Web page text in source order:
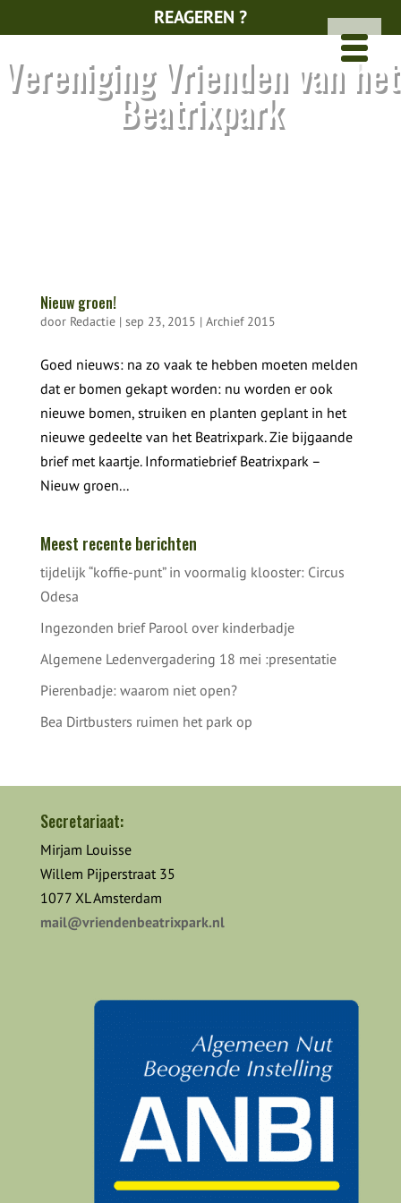
REAGEREN ?
Vereniging Vrienden van het
Beatrixpark
Nieuw groen!
door Redactie| sep 23, 2015 | Archief 2015
Goed nieuws: na zo vaak te hebben moeten melden
dat er bomen gekapt worden: nu worden er ook
nieuwe bomen, struiken en planten geplant in het
nieuwe gedeelte van het Beatrixpark. Zie bijgaande
brief met kaartje. Informatiebrief Beatrixpark –
Nieuw groen...
Meest recente berichten
tijdelijk “koffie-punt” in voormalig klooster: Circus
Odesa
Ingezonden brief Parool over kinderbadje
Algemene Ledenvergadering 18 mei :presentatie
Pierenbadje: waarom niet open?
Bea Dirtbusters ruimen het park op
Secretariaat:
Mirjam Louisse
Willem Pijperstraat 35
1077 XL Amsterdam
mail@vriendenbeatrixpark.nl